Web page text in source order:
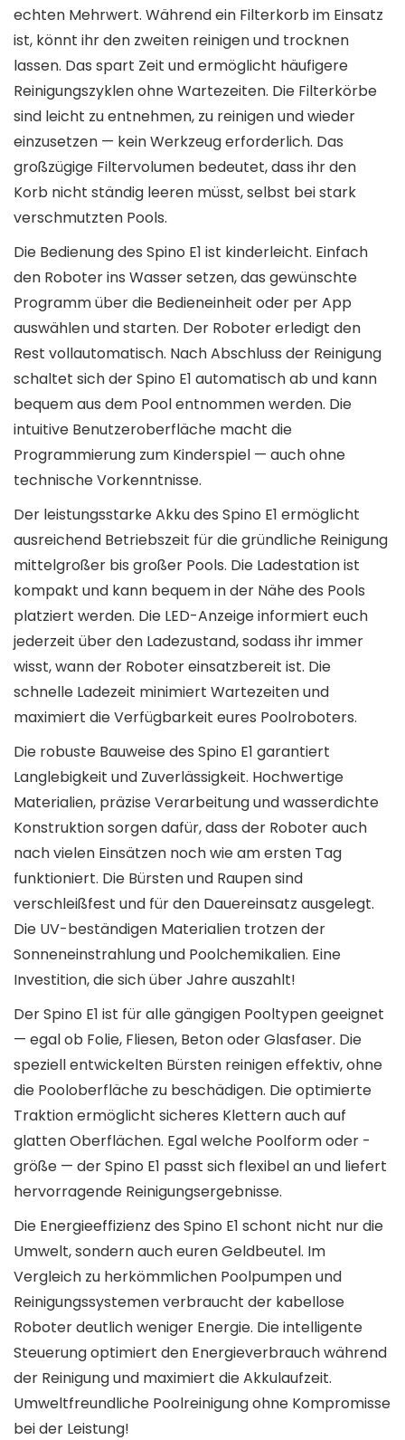
echten Mehrwert. Während ein Filterkorb im Einsatz
ist, könnt ihr den zweiten reinigen und trocknen
lassen. Das spart Zeit und ermöglicht häufigere
Reinigungszyklen ohne Wartezeiten. Die Filterkörbe
sind leicht zu entnehmen, zu reinigen und wieder
einzusetzen — kein Werkzeug erforderlich. Das
großzügige Filtervolumen bedeutet, dass ihr den
Korb nicht ständig leeren müsst, selbst bei stark
verschmutzten Pools.
Die Bedienung des Spino E1 ist kinderleicht. Einfach
den Roboter ins Wasser setzen, das gewünschte
Programm über die Bedieneinheit oder per App
auswählen und starten. Der Roboter erledigt den
Rest vollautomatisch. Nach Abschluss der Reinigung
schaltet sich der Spino E1 automatisch ab und kann
bequem aus dem Pool entnommen werden. Die
intuitive Benutzeroberfläche macht die
Programmierung zum Kinderspiel — auch ohne
technische Vorkenntnisse.
Der leistungsstarke Akku des Spino E1 ermöglicht
ausreichend Betriebszeit für die gründliche Reinigung
mittelgroßer bis großer Pools. Die Ladestation ist
kompakt und kann bequem in der Nähe des Pools
platziert werden. Die LED-Anzeige informiert euch
jederzeit über den Ladezustand, sodass ihr immer
wisst, wann der Roboter einsatzbereit ist. Die
schnelle Ladezeit minimiert Wartezeiten und
maximiert die Verfügbarkeit eures Poolroboters.
Die robuste Bauweise des Spino E1 garantiert
Langlebigkeit und Zuverlässigkeit. Hochwertige
Materialien, präzise Verarbeitung und wasserdichte
Konstruktion sorgen dafür, dass der Roboter auch
nach vielen Einsätzen noch wie am ersten Tag
funktioniert. Die Bürsten und Raupen sind
verschleißfest und für den Dauereinsatz ausgelegt.
Die UV-beständigen Materialien trotzen der
Sonneneinstrahlung und Poolchemikalien. Eine
Investition, die sich über Jahre auszahlt!
Der Spino E1 ist für alle gängigen Pooltypen geeignet
— egal ob Folie, Fliesen, Beton oder Glasfaser. Die
speziell entwickelten Bürsten reinigen effektiv, ohne
die Pooloberfläche zu beschädigen. Die optimierte
Traktion ermöglicht sicheres Klettern auch auf
glatten Oberflächen. Egal welche Poolform oder -
größe — der Spino E1 passt sich flexibel an und liefert
hervorragende Reinigungsergebnisse.
Die Energieeffizienz des Spino E1 schont nicht nur die
Umwelt, sondern auch euren Geldbeutel. Im
Vergleich zu herkömmlichen Poolpumpen und
Reinigungssystemen verbraucht der kabellose
Roboter deutlich weniger Energie. Die intelligente
Steuerung optimiert den Energieverbrauch während
der Reinigung und maximiert die Akkulaufzeit.
Umweltfreundliche Poolreinigung ohne Kompromisse
bei der Leistung!